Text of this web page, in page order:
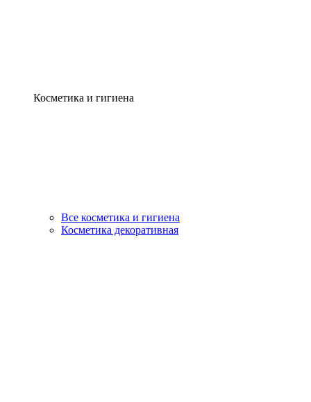
Косметика и гигиена
Все косметика и гигиена
Косметика декоративная